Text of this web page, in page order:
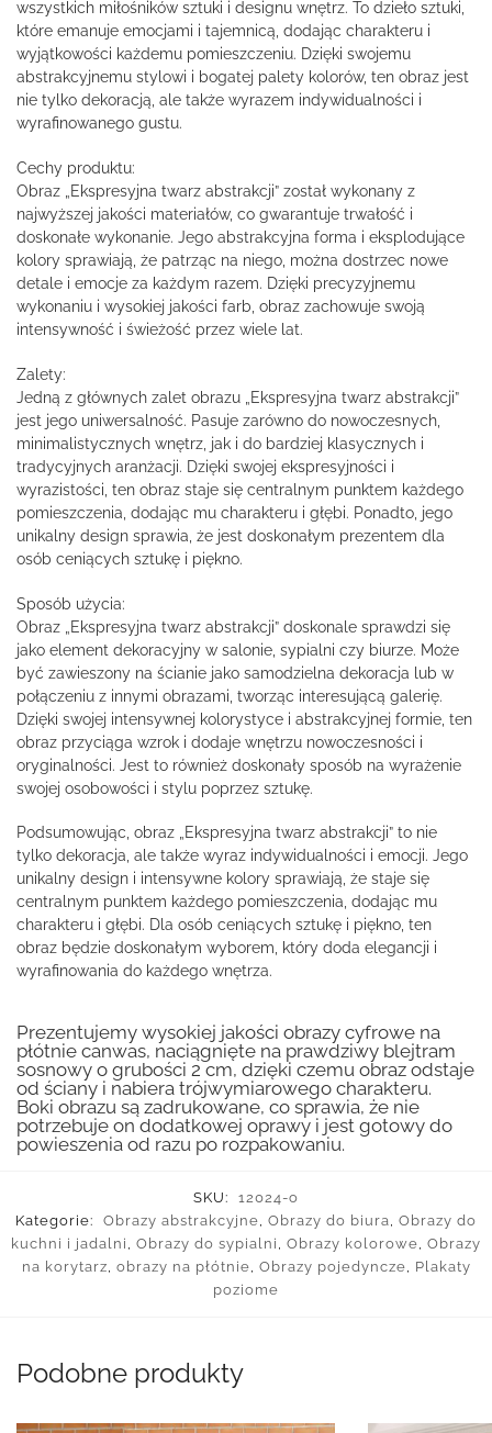
wszystkich miłośników sztuki i designu wnętrz. To dzieło sztuki,
które emanuje emocjami i tajemnicą, dodając charakteru i
wyjątkowości każdemu pomieszczeniu. Dzięki swojemu
abstrakcyjnemu stylowi i bogatej palety kolorów, ten obraz jest
nie tylko dekoracją, ale także wyrazem indywidualności i
wyrafinowanego gustu.
Cechy produktu:
Obraz „Ekspresyjna twarz abstrakcji” został wykonany z
najwyższej jakości materiałów, co gwarantuje trwałość i
doskonałe wykonanie. Jego abstrakcyjna forma i eksplodujące
kolory sprawiają, że patrząc na niego, można dostrzec nowe
detale i emocje za każdym razem. Dzięki precyzyjnemu
wykonaniu i wysokiej jakości farb, obraz zachowuje swoją
intensywność i świeżość przez wiele lat.
Zalety:
Jedną z głównych zalet obrazu „Ekspresyjna twarz abstrakcji”
jest jego uniwersalność. Pasuje zarówno do nowoczesnych,
minimalistycznych wnętrz, jak i do bardziej klasycznych i
tradycyjnych aranżacji. Dzięki swojej ekspresyjności i
wyrazistości, ten obraz staje się centralnym punktem każdego
pomieszczenia, dodając mu charakteru i głębi. Ponadto, jego
unikalny design sprawia, że jest doskonałym prezentem dla
osób ceniących sztukę i piękno.
Sposób użycia:
Obraz „Ekspresyjna twarz abstrakcji” doskonale sprawdzi się
jako element dekoracyjny w salonie, sypialni czy biurze. Może
być zawieszony na ścianie jako samodzielna dekoracja lub w
połączeniu z innymi obrazami, tworząc interesującą galerię.
Dzięki swojej intensywnej kolorystyce i abstrakcyjnej formie, ten
obraz przyciąga wzrok i dodaje wnętrzu nowoczesności i
oryginalności. Jest to również doskonały sposób na wyrażenie
swojej osobowości i stylu poprzez sztukę.
Podsumowując, obraz „Ekspresyjna twarz abstrakcji” to nie
tylko dekoracja, ale także wyraz indywidualności i emocji. Jego
unikalny design i intensywne kolory sprawiają, że staje się
centralnym punktem każdego pomieszczenia, dodając mu
charakteru i głębi. Dla osób ceniących sztukę i piękno, ten
obraz będzie doskonałym wyborem, który doda elegancji i
wyrafinowania do każdego wnętrza.
Prezentujemy wysokiej jakości obrazy cyfrowe na
płótnie canwas, naciągnięte na prawdziwy blejtram
sosnowy o grubości 2 cm, dzięki czemu obraz odstaje
od ściany i nabiera trójwymiarowego charakteru.
Boki obrazu są zadrukowane, co sprawia, że nie
potrzebuje on dodatkowej oprawy i jest gotowy do
powieszenia od razu po rozpakowaniu.
SKU:
12024-o
Kategorie:
Obrazy abstrakcyjne, Obrazy do biura, Obrazy do
kuchni i jadalni , Obrazy do sypialni , Obrazy kolorowe, Obrazy
na korytarz, obrazy na płótnie, Obrazy pojedyncze, Plakaty
poziome
Podobne produkty